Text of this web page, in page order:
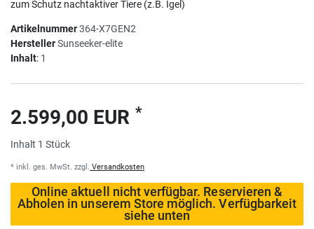
zum Schutz nachtaktiver Tiere (z.B. Igel)
Artikelnummer364-X7GEN2
HerstellerSunseeker-elite
Inhalt: 1
2.599,00 EUR *
Inhalt 1 Stück
* inkl. ges. MwSt. zzgl. Versandkosten
Online aktuell nicht verfügbar. Reservieren &
Abholen in unserem Store möglich. Verfügbarkeit
siehe unten